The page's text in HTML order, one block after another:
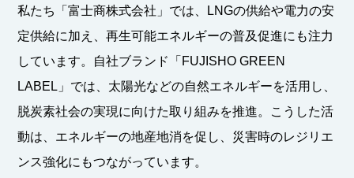
私たち「富士商株式会社」では、LNGの供給や電力の安
定供給に加え、再生可能エネルギーの普及促進にも注力
しています。自社ブランド「FUJISHO GREEN
LABEL」では、太陽光などの自然エネルギーを活用し、
脱炭素社会の実現に向けた取り組みを推進。こうした活
動は、エネルギーの地産地消を促し、災害時のレジリエ
ンス強化にもつながっています。